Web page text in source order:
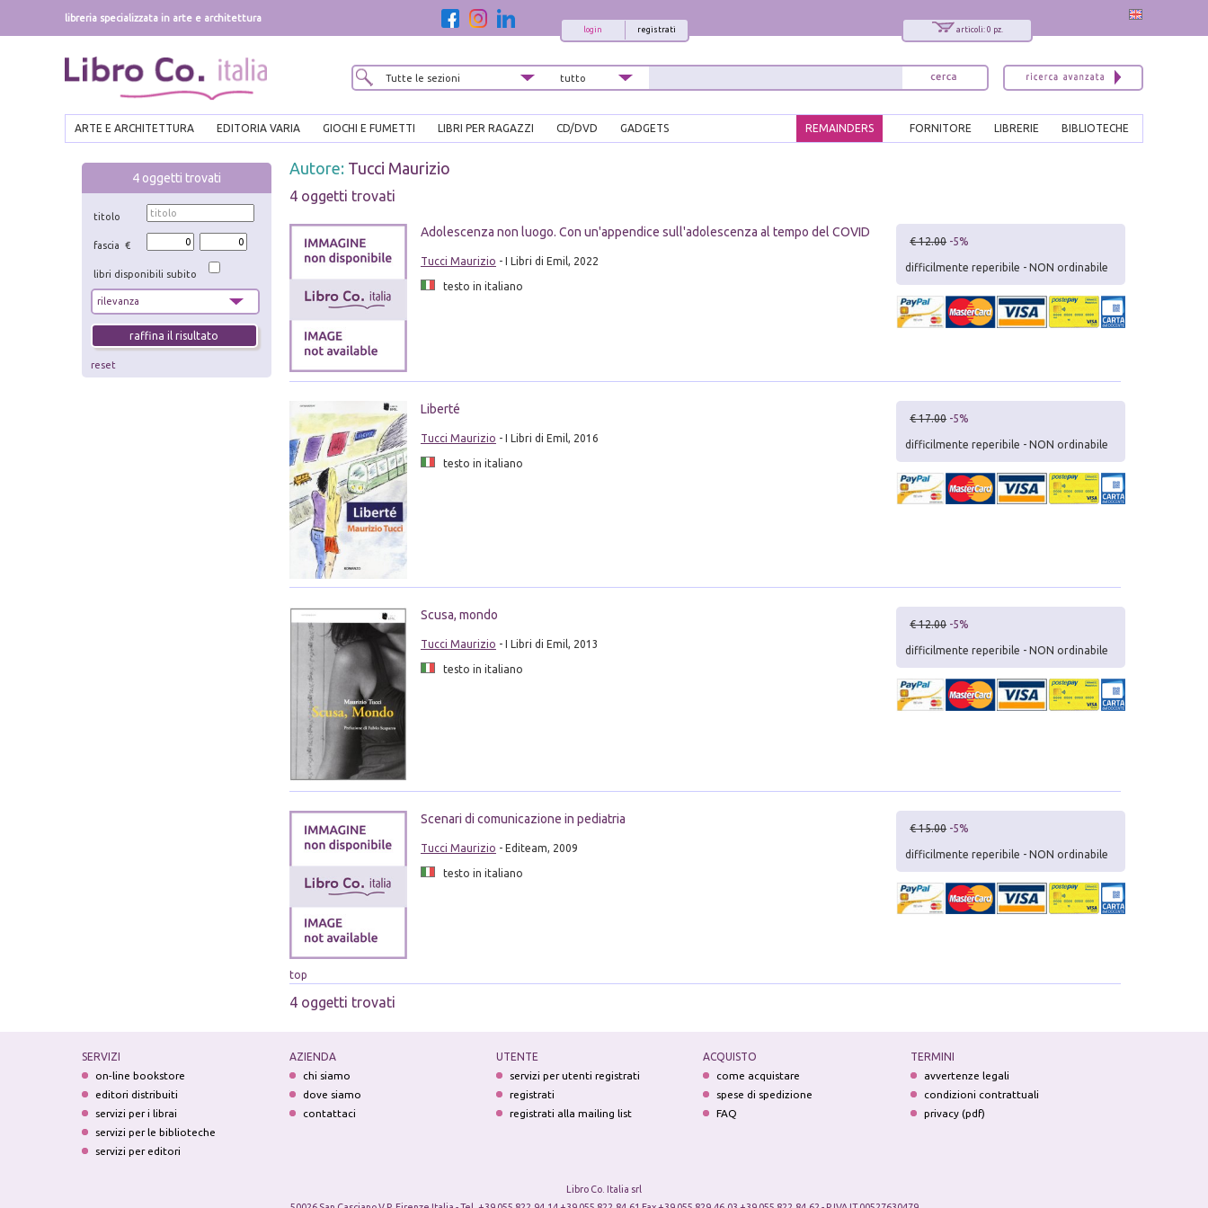
libreria specializzata in arte e architettura
articoli: 0 pz.
registrati
login
ARTE E ARCHITETTURA EDITORIA VARIA GIOCHI E FUMETTI LIBRI PER RAGAZZI CD/DVD GADGETS BIBLIOTECHE
LIBRERIE
FORNITORE
REMAINDERS
4 oggetti trovati
titolo
fascia €
libri disponibili subito
reset
Autore: Tucci Maurizio
4 oggetti trovati
Adolescenza non luogo. Con un'appendice sull'adolescenza al tempo del COVID
Tucci Maurizio - I Libri di Emil, 2022
testo in italiano
€ 12.00 -5%
difficilmente reperibile - NON ordinabile
Liberté
Tucci Maurizio - I Libri di Emil, 2016
testo in italiano
€ 17.00 -5%
difficilmente reperibile - NON ordinabile
Scusa, mondo
Tucci Maurizio - I Libri di Emil, 2013
testo in italiano
€ 12.00 -5%
difficilmente reperibile - NON ordinabile
Scenari di comunicazione in pediatria
Tucci Maurizio - Editeam, 2009
testo in italiano
€ 15.00 -5%
difficilmente reperibile - NON ordinabile
top
4 oggetti trovati
SERVIZI
on-line bookstore
editori distribuiti
servizi per i librai
servizi per le biblioteche
servizi per editori
AZIENDA
chi siamo
dove siamo
contattaci
UTENTE
servizi per utenti registrati
registrati
registrati alla mailing list
ACQUISTO
come acquistare
spese di spedizione
FAQ
TERMINI
avvertenze legali
condizioni contrattuali
privacy (pdf)
Libro Co. Italia srl